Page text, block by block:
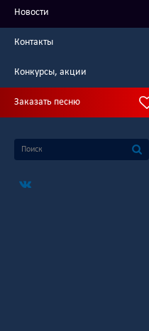
Новости
Контакты
Конкурсы, акции
Заказать песню